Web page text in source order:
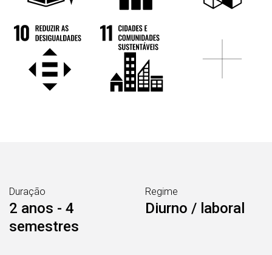
Duração
2 anos - 4
semestres
Regime
Diurno / laboral